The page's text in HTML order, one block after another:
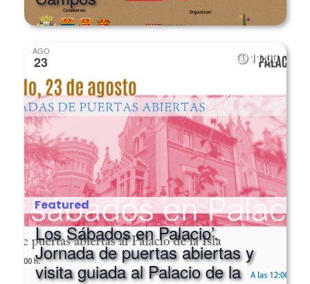
AGO
Featured
Los Sábados en Palacio’.
Jornada de puertas abiertas y
visita guiada al Palacio de la
Isla. Burgos